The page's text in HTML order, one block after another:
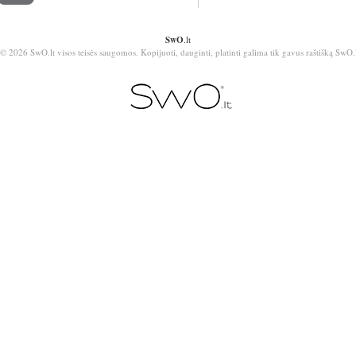
SwO.lt
2026 SwO.lt visos teisės saugomos. Kopijuoti, dauginti, platinti galima tik gavus raštišką